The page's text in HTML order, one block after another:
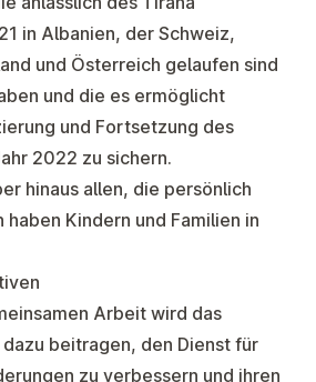
in Albanien, der Schweiz,
und Österreich gelaufen sind
und die es ermöglicht
und Fortsetzung des
2022 zu sichern.
hinaus allen, die persönlich
Kindern und Familien in
Arbeit wird das
beitragen, den Dienst für
zu verbessern und ihren